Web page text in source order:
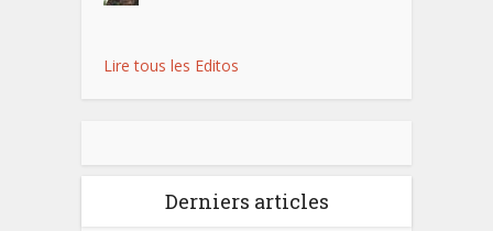
Lire tous les Editos
Derniers articles